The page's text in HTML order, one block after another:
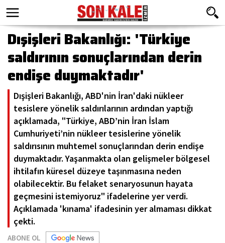
Dışişleri Bakanlığı: 'Türkiye
saldırının sonuçlarından derin
endişe duymaktadır'
Dışişleri Bakanlığı, ABD'nin İran'daki nükleer
tesislere yönelik saldırılarının ardından yaptığı
açıklamada, "Türkiye, ABD’nin İran İslam
Cumhuriyeti’nin nükleer tesislerine yönelik
saldırısının muhtemel sonuçlarından derin endişe
duymaktadır. Yaşanmakta olan gelişmeler bölgesel
ihtilafın küresel düzeye taşınmasına neden
olabilecektir. Bu felaket senaryosunun hayata
geçmesini istemiyoruz" ifadelerine yer verdi.
Açıklamada 'kınama' ifadesinin yer almaması dikkat
çekti.
ABONE OL